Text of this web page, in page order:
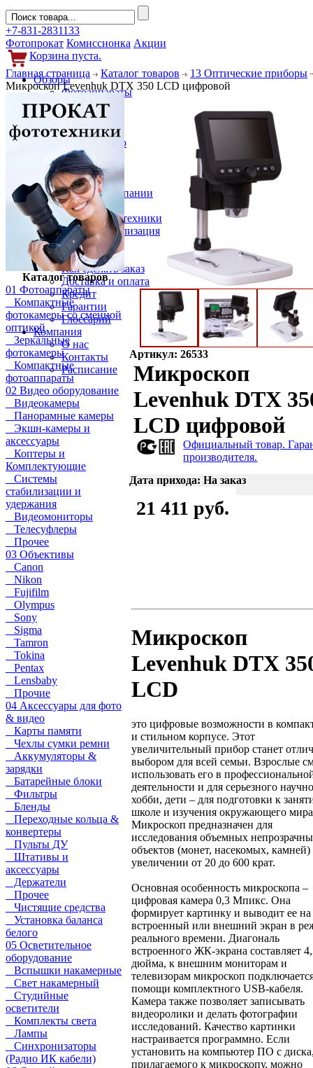
+7-831-2831133
Фотопрокат Комиссионка Акции
Корзина пуста.
Обзоры
Фотоаппараты
Объективы
Фильтры
Новости
Фото и видео
Гаджеты
Аксессуары
Слухи
Новости компании
Услуги
Прокат фототехники
Выкуп и реализация
Покупателям
Акции
Как сделать заказ
Доставка и оплата
Кредит
Гарантии
Глоссарий
Компания
О нас
Контакты
Расписание
Главная страница Каталог товаров
13 Оптические приборы
Микроскоп Levenhuk DTX 350 LCD цифровой
Каталог товаров
01 Фотоаппараты
Компактные
фотокамеры со сменной
оптикой
Зеркальные
фотокамеры
Компактные
фотоаппараты
02 Видео оборудование
Видеокамеры
Панорамные камеры
Экшн-камеры и
аксессуары
Коптеры и
Комплектующие
Системы
стабилизации и
удержания
Видеомониторы
Телесуфлеры
Прочее
03 Объективы
Canon
Nikon
Fujifilm
Olympus
Sony
Sigma
Tamron
Tokina
Pentax
Lensbaby
Прочие
04 Аксессуары для фото
& видео
Карты памяти
Чехлы сумки ремни
Аккумуляторы &
зарядки
Батарейные блоки
Фильтры
Бленды
Переходные кольца &
конвертеры
Пульты ДУ
Штативы и
аксессуары
Держатели
Прочее
Чистящие средства
Установка баланса
белого
05 Осветительное
оборудование
Вспышки накамерные
Свет накамерный
Студийные
осветители
Комплекты света
Лампы
Синхронизаторы
(Радио ИК кабели)
Артикул: 26533
Микроскоп
Levenhuk DTX
LCD цифровой
Официальный товар.
производителя.
Дата прихода: На заказ
21 411 руб.
Микроскоп
Levenhuk DTX
LCD
это цифровые возможности в
и стильном корпусе. Этот
увеличительный прибор станет
выбором для всей семьи. Взрослые
использовать его в
деятельности и для серьезного
хобби, дети – для подготовки к
школе и изучения окружающего
Микроскоп предназначен для
исследования объемных
объектов (монет, насекомых, камней)
увеличении от 20 до 600 крат.
Основная особенность микроскопа –
цифровая камера 0,3 Мпикс. Она
формирует картинку и выводит ее на
встроенный или внешний экран в
реального времени. Диагональ
встроенного ЖК-экрана составляет
дюйма, к внешним мониторам и
телевизорам микроскоп
помощи комплектного USB-кабеля.
Камера также позволяет записывать
видеоролики и делать фотографии
исследований. Качество картинки
настраивается программно. Если
установить на компьютер ПО с
прилагаемого к микроскопу, можно